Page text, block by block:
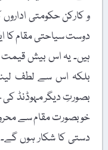
و کارکن حکومتی
دوست سیاحتی مقام کا
ہیں۔ یہ اس بیش قیمت
بلکہ اس سے لطف لینے
بصورتِ دیگر مہوڈنڈ
خوبصورت مقام سے
دستی کا شکار ہوں